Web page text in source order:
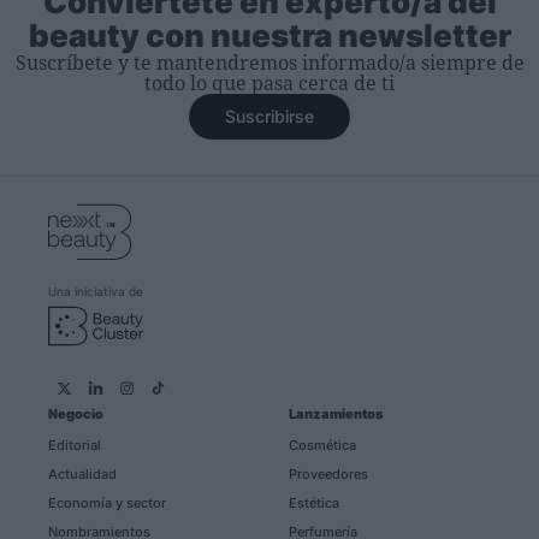
beauty con nuestra newsletter
Suscríbete y te mantendremos informado/a siempre de
todo lo que pasa cerca de ti
Suscribirse
Una iniciativa de
Negocio
Editorial
Actualidad
Economía y sector
Nombramientos
Lanzamientos
Cosmética
Proveedores
Estética
Perfumería